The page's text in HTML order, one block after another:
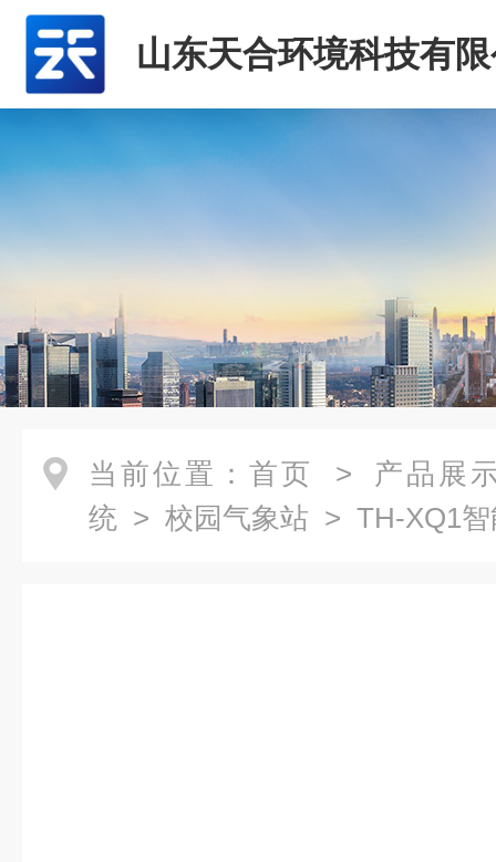
山东天合环境科技有
当前位置： 首页 > 产品展
统 > 校园气象站 > TH-XQ1